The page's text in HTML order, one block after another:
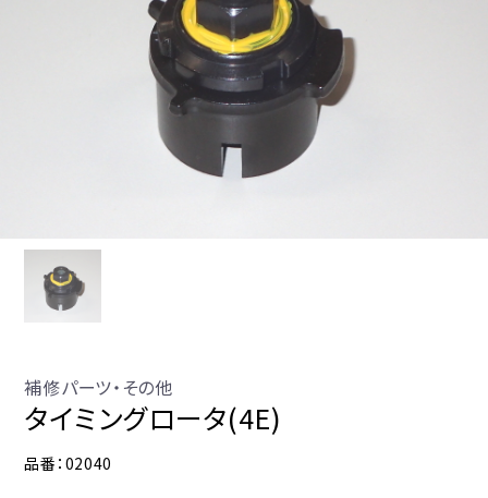
補修パーツ・その他
タイミングロータ(4E)
品番：02040